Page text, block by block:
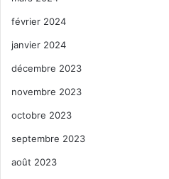
février 2024
janvier 2024
décembre 2023
novembre 2023
octobre 2023
septembre 2023
août 2023